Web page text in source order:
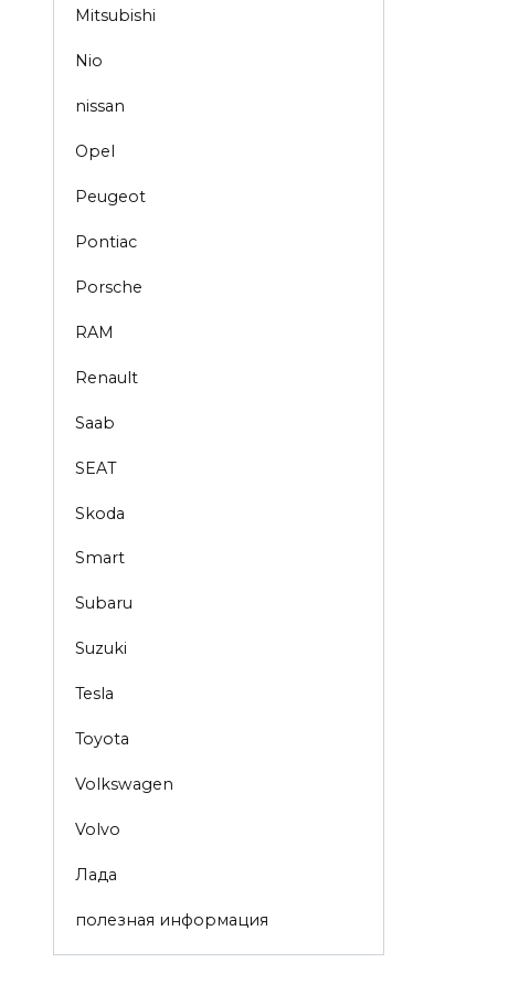
Mitsubishi
Nio
nissan
Opel
Peugeot
Pontiac
Porsche
RAM
Renault
Saab
SEAT
Skoda
Smart
Subaru
Suzuki
Tesla
Toyota
Volkswagen
Volvo
Лада
полезная информация